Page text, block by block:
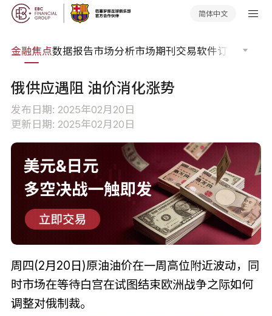
简体中文
金融焦点数据报告市场分析市场期刊交易软件订单流
俄供应遇阻 油价消化涨势
发布日期: 2025年02月20日
更新日期: 2025年02月20日
周四(2月20日)原油油价在一周高位附近波动，同
时市场在等待白宫在试图结束欧洲战争之际如何
调整对俄制裁。